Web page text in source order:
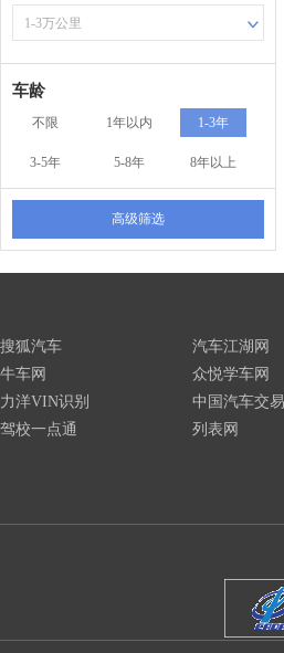
1-3万公里
车龄
不限 1年以内 1-3年
3-5年 5-8年 8年以上
高级筛选
搜狐汽车
牛车网
力洋VIN识别
驾校一点通
汽车江湖网
众悦学车网
中国汽车交
列表网